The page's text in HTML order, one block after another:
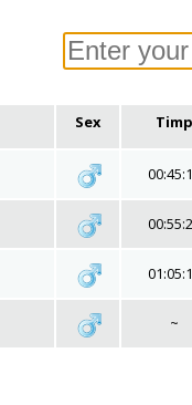
Sex Timp
~